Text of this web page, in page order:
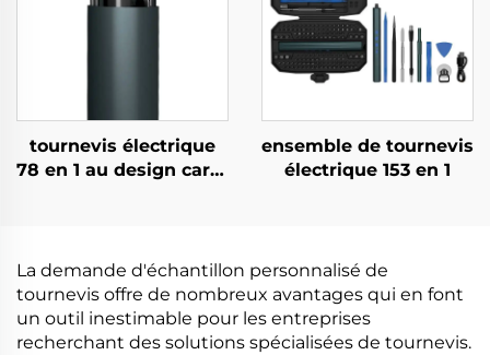
tournevis électrique
78 en 1 au design carré
ensemble de tournevis
électrique 153 en 1
La demande d'échantillon personnalisé de
tournevis offre de nombreux avantages qui en font
un outil inestimable pour les entreprises
recherchant des solutions spécialisées de tournevis.